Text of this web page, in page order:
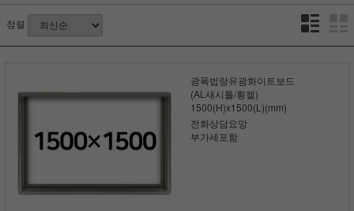
정렬
광폭법랑유광화이트보드
(AL새시틀/횡켈)
1500(H)x1500(L)(mm)
전화상담요망
부가세포함